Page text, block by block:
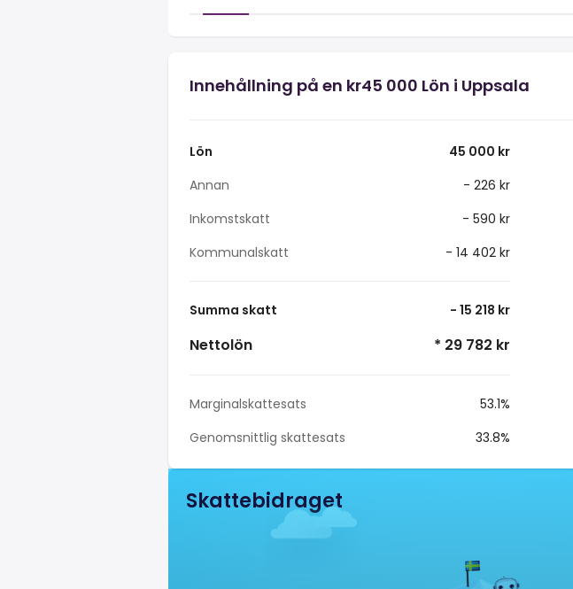
Innehållning på en kr45 000 Lön i Uppsala
Lön
45 000 kr
Annan
- 226 kr
Inkomstskatt
- 590 kr
Kommunalskatt
- 14 402 kr
Summa skatt - 15 218 kr
Nettolön * 29 782 kr
Marginalskattesats
53.1%
Genomsnittlig skattesats
33.8%
Skattebidraget